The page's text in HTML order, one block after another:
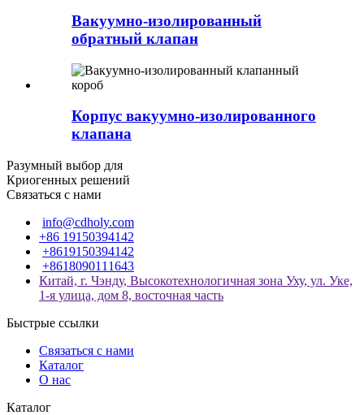
Вакуумно-изолированный
обратный клапан
Корпус вакуумно-изолированного
клапана
Разумный выбор для
Криогенных решений
Связаться с нами
info@cdholy.com
+86 19150394142
+8619150394142
+8618090111643
Китай, г. Чэнду, Высокотехнологичная зона Уху, ул. Уке,
1-я улица, дом 8, восточная часть
Быстрые ссылки
Связаться с нами
Каталог
О нас
Каталог